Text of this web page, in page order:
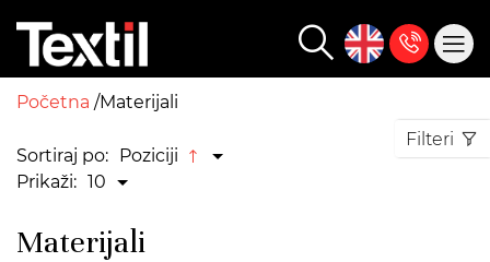
Početna Materijali
Sortiraj po: Poziciji
Prikaži: 10
Filteri
Materijali